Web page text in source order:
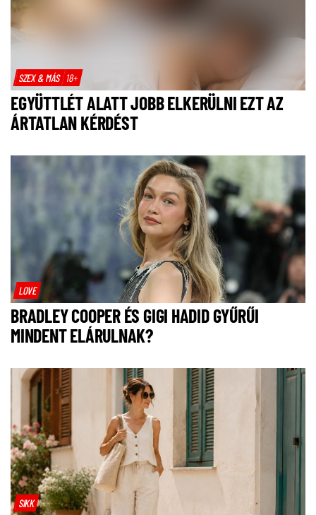
SZEX & MÁS 18+
EGYÜTTLÉT ALATT JOBB ELKERÜLNI EZT AZ
ÁRTATLAN KÉRDÉST
LOVE
BRADLEY COOPER ÉS GIGI HADID GYŰRŰI
MINDENT ELÁRULNAK?
SIKK